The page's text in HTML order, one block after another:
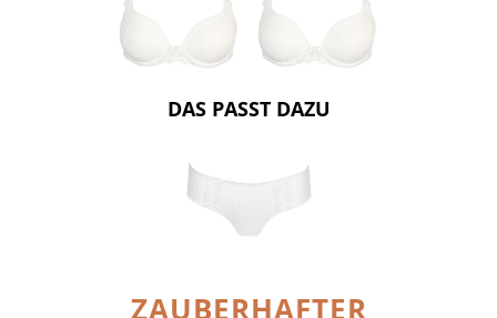
DAS PASST DAZU
ZAUBERHAFTER